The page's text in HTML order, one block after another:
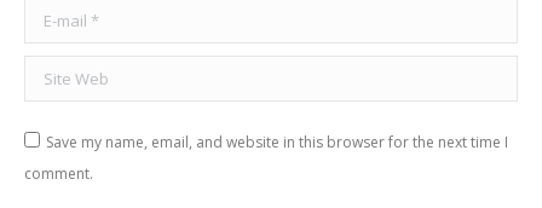
E-mail *
Site Web
Save my name, email, and website in this browser for the next time I
comment.